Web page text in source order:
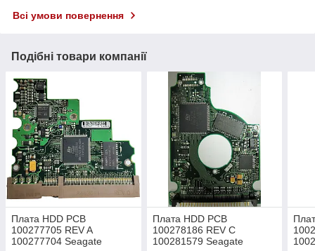
Всі умови повернення
Подібні товари компанії
Плата HDD PCB
100277705 REV A
100277704 Seagate
Плата HDD PCB
100278186 REV C
100281579 Seagate